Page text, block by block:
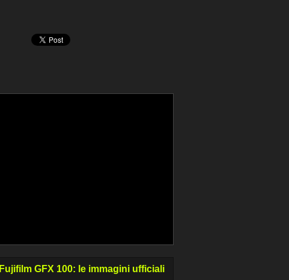
Fujifilm GFX 100: le immagini ufficiali